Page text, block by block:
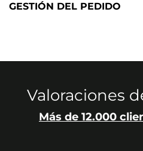
GESTIÓN DEL PEDIDO
Valoraciones
Más de 12.000